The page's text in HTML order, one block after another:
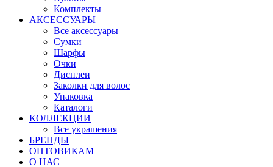
Комплекты
АКСЕССУАРЫ
Все аксессуары
Сумки
Шарфы
Очки
Дисплеи
Заколки для волос
Упаковка
Каталоги
КОЛЛЕКЦИИ
Все украшения
БРЕНДЫ
ОПТОВИКАМ
О НАС